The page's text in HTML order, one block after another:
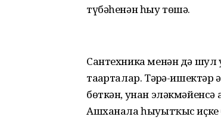
түбәһенән һыу төшә.
Сантехника менән дә шул
таҙарталар. Тәҙрә-
бөткән, унан
Ашханала һыуытҡыс